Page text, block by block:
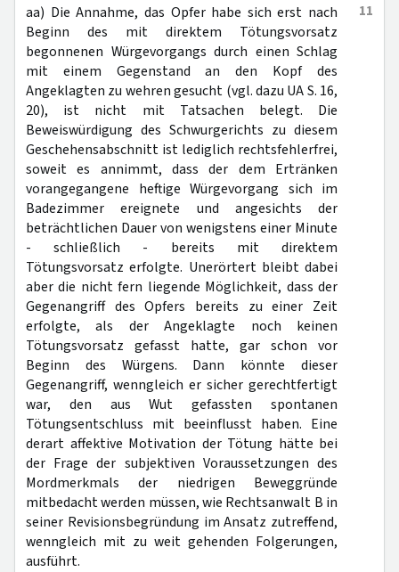
11
aa) Die Annahme, das Opfer habe sich erst nach
Beginn des mit direktem Tötungsvorsatz
begonnenen Würgevorgangs durch einen Schlag
mit einem Gegenstand an den Kopf des
Angeklagten zu wehren gesucht (vgl. dazu UA S. 16,
20), ist nicht mit Tatsachen belegt. Die
Beweiswürdigung des Schwurgerichts zu diesem
Geschehensabschnitt ist lediglich rechtsfehlerfrei,
soweit es annimmt, dass der dem Ertränken
vorangegangene heftige Würgevorgang sich im
Badezimmer ereignete und angesichts der
beträchtlichen Dauer von wenigstens einer Minute
- schließlich - bereits mit direktem
Tötungsvorsatz erfolgte. Unerörtert bleibt dabei
aber die nicht fern liegende Möglichkeit, dass der
Gegenangriff des Opfers bereits zu einer Zeit
erfolgte, als der Angeklagte noch keinen
Tötungsvorsatz gefasst hatte, gar schon vor
Beginn des Würgens. Dann könnte dieser
Gegenangriff, wenngleich er sicher gerechtfertigt
war, den aus Wut gefassten spontanen
Tötungsentschluss mit beeinflusst haben. Eine
derart affektive Motivation der Tötung hätte bei
der Frage der subjektiven Voraussetzungen des
Mordmerkmals der niedrigen Beweggründe
mitbedacht werden müssen, wie Rechtsanwalt B in
seiner Revisionsbegründung im Ansatz zutreffend,
wenngleich mit zu weit gehenden Folgerungen,
ausführt.